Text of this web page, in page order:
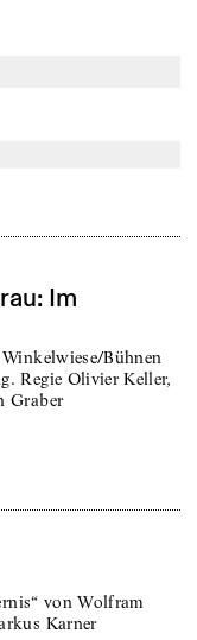
Im
Bühnen
Regie Olivier Keller,
Graber
von Wolfram
Karner